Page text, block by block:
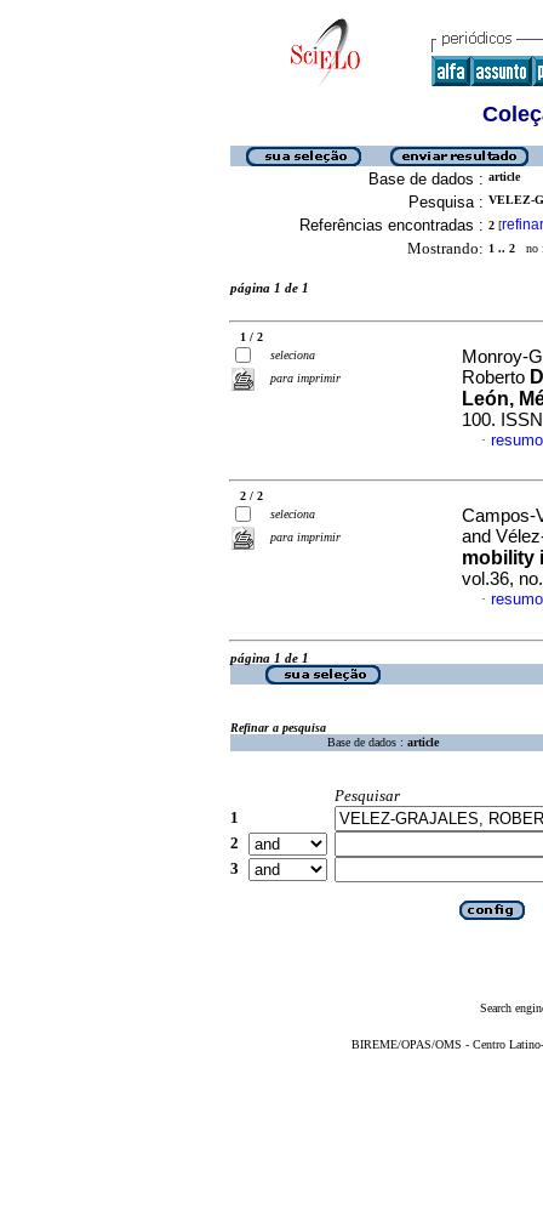
Base de dados : article
Pesquisa : VELEZ-
Referências encontradas : 2 [refinar
Mostrando: 1 .. 2 no
página 1 de 1
1 / 2
seleciona
para imprimir
Monroy-
Roberto
León,
100.
·
2 / 2
seleciona
para imprimir
Campos-
and
mobility
vol.36,
·
página 1 de 1
Refinar a pesquisa
Base de dados : article
Pesquisar
1
2
3
Search
BIREME/OPAS/OMS - Centro Latino-